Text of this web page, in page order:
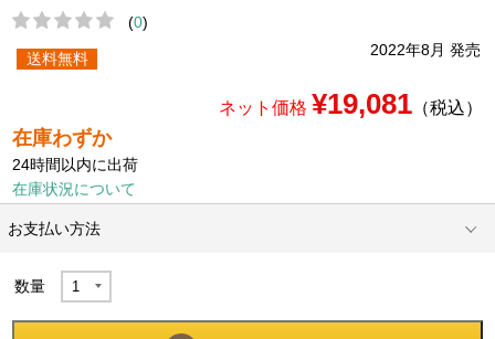
(0)
2022年8月 発売
送料無料
ネット価格 ¥19,081（税込）
在庫わずか
24時間以内に出荷
在庫状況について
お支払い方法
数量